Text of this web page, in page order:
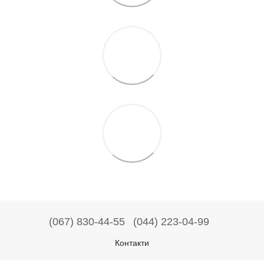
(067) 830-44-55 (044) 223-04-99
Контакти